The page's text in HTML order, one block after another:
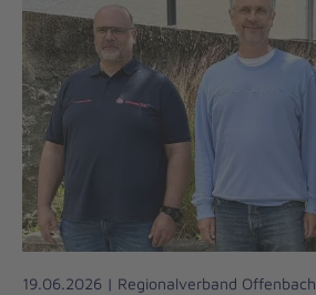
19.06.2026 | Regionalverband Offenbach